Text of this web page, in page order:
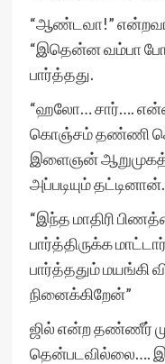
“ஆண்டவா!”
“இதென்ன வம்பா
பார்த்தது.
“ஹலோ… சார்….
கொஞ்சம் தண்ணி
இளைஞன்
அப்படியும் தட்டினான்.
“இந்த மாதிரி
பார்த்திருக்க
பார்த்ததும் மயங்கி
நினைக்கிறேன்”
ஜில் என்ற தண்ணீர்
தென்படவில்லை….